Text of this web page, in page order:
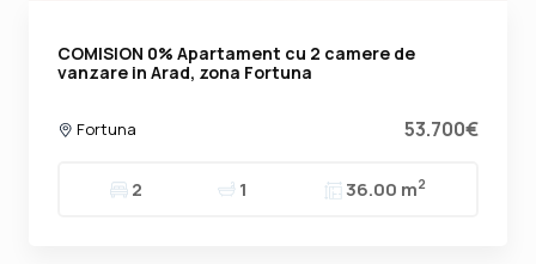
COMISION 0% Apartament cu 2 camere de
vanzare in Arad, zona Fortuna
Fortuna 53.700€
2 1 36.00 m2